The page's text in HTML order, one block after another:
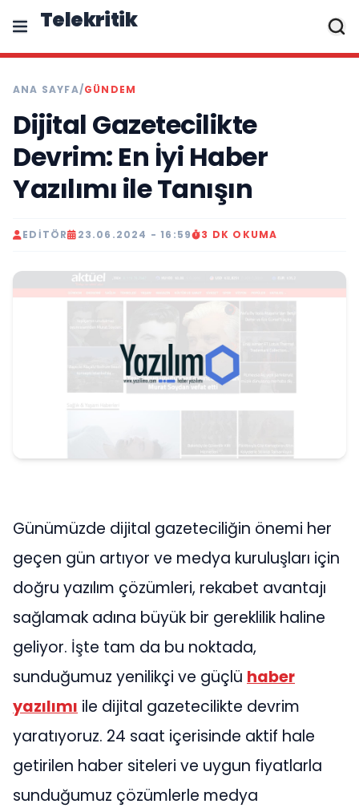
Telekritik
ANA SAYFA/GÜNDEM
Dijital Gazetecilikte
Devrim: En İyi Haber
Yazılımı ile Tanışın
EDITÖR 23.06.2024 - 16:59 3 DK OKUMA
Günümüzde dijital gazeteciliğin önemi her
geçen gün artıyor ve medya kuruluşları için
doğru yazılım çözümleri, rekabet avantajı
sağlamak adına büyük bir gereklilik haline
geliyor. İşte tam da bu noktada,
sunduğumuz yenilikçi ve güçlü haber
yazılımı ile dijital gazetecilikte devrim
yaratıyoruz. 24 saat içerisinde aktif hale
getirilen haber siteleri ve uygun fiyatlarla
sunduğumuz çözümlerle medya